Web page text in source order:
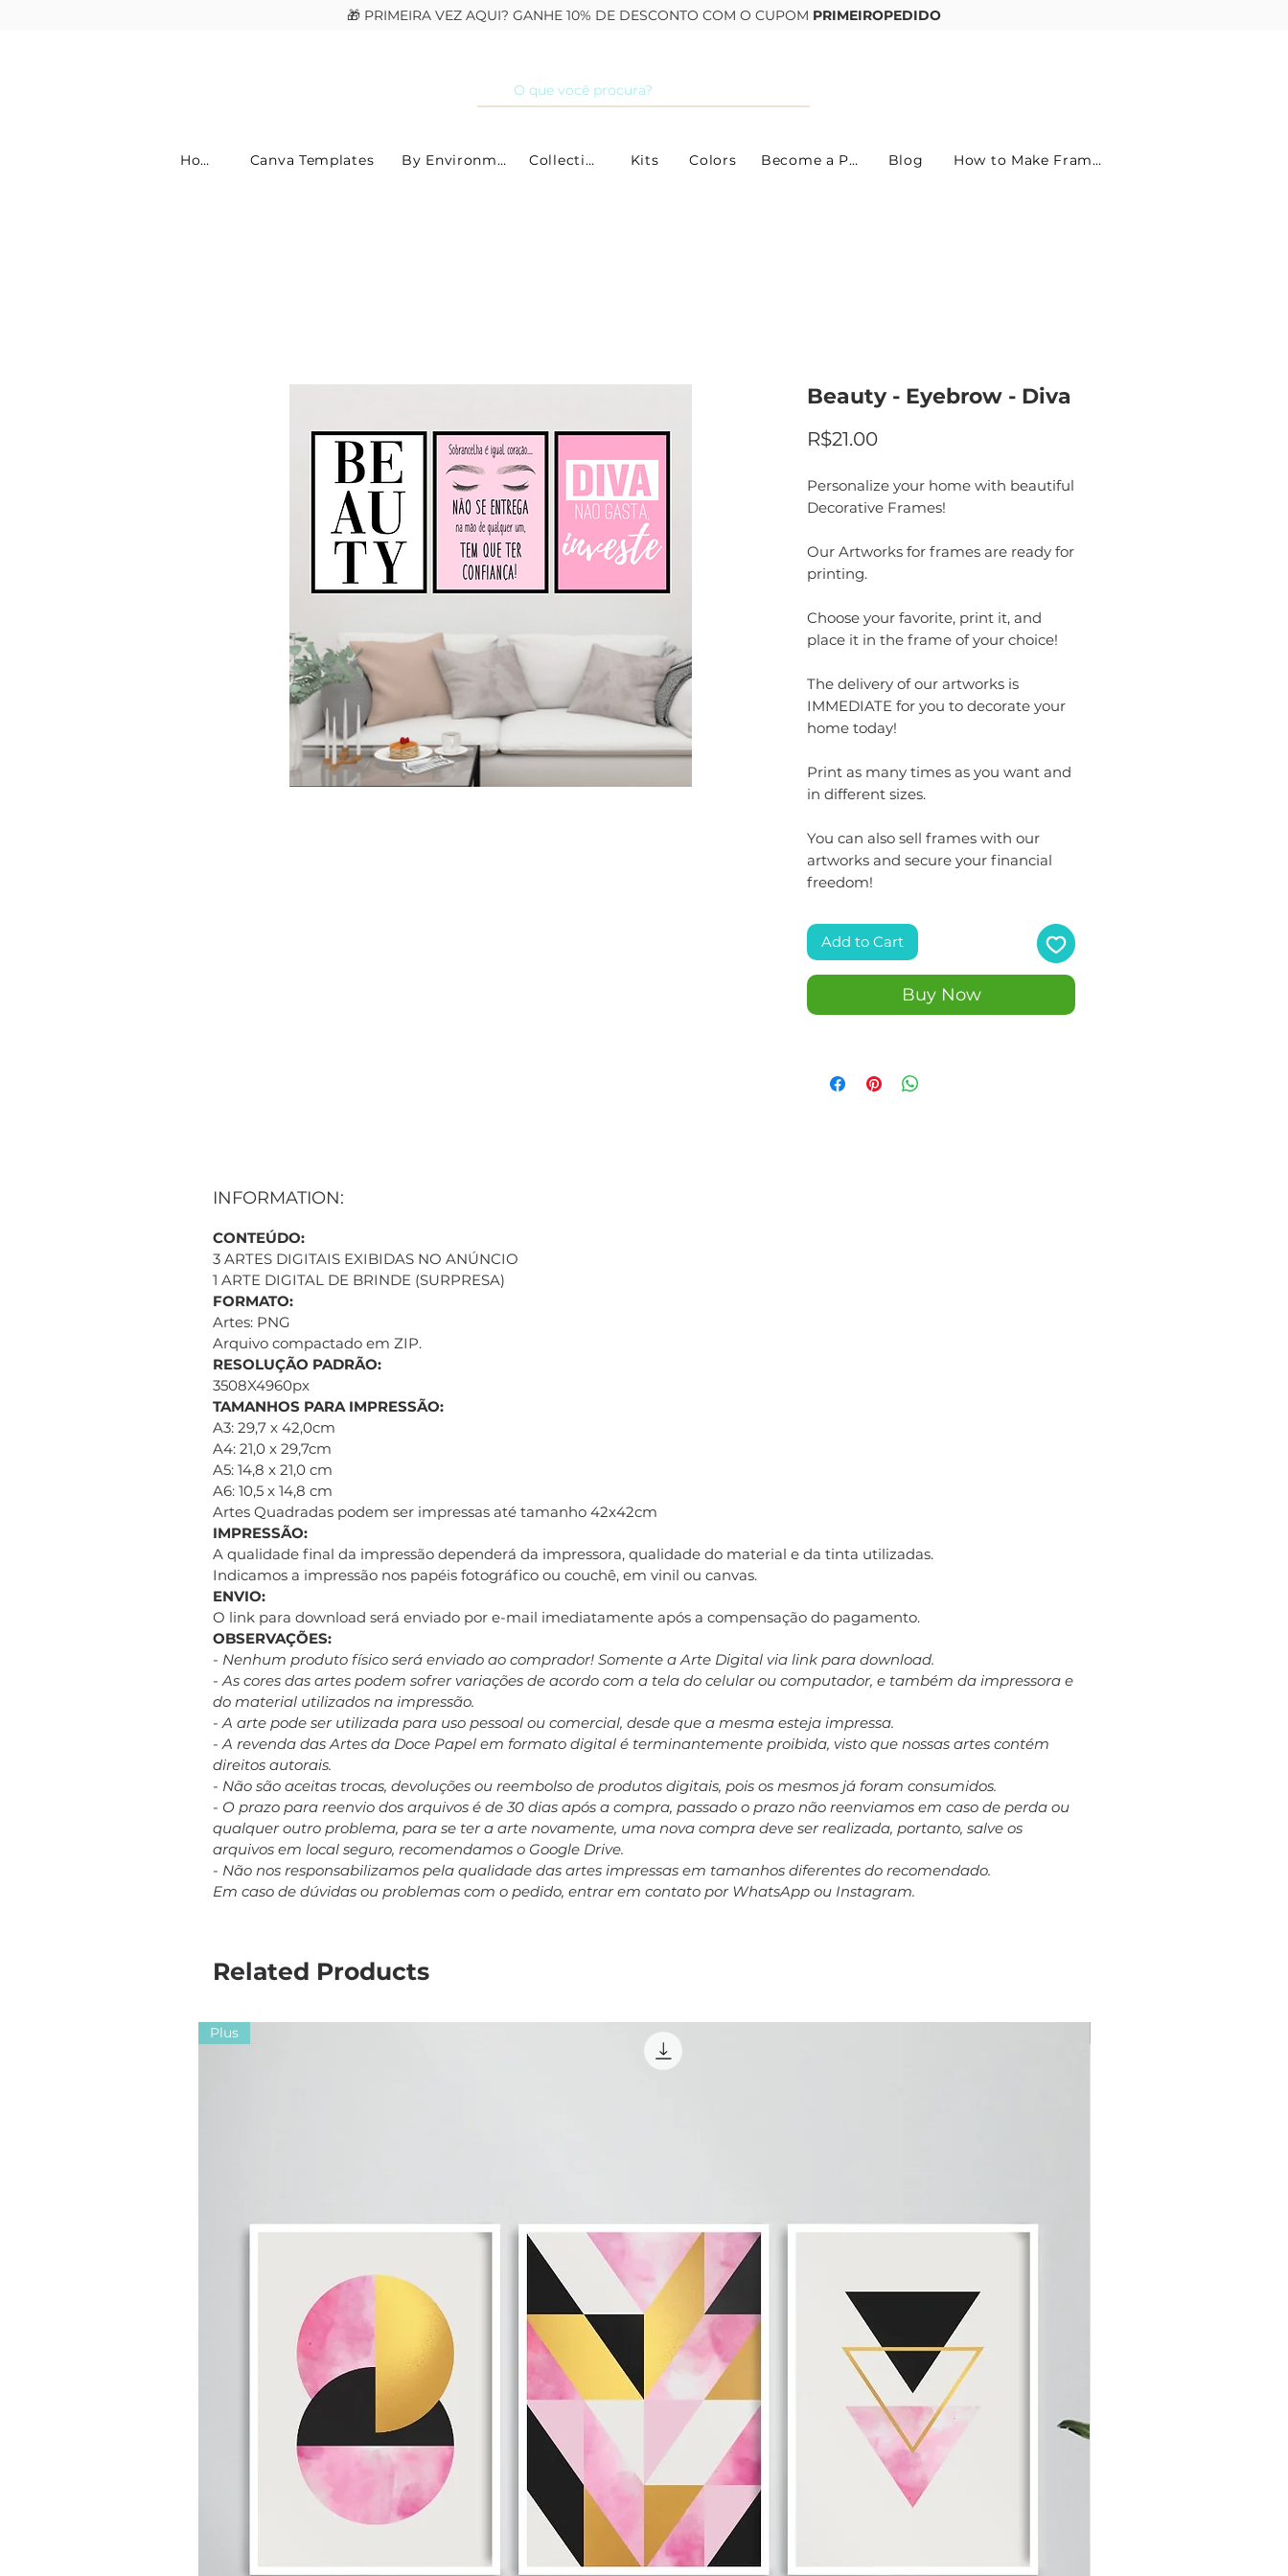
🎁 PRIMEIRA VEZ AQUI? GANHE 10% DE DESCONTO COM O CUPOM PRIMEIROPEDIDO
Home Canva Templates By Environment Collections Kits Colors Become a Partner Blog How to Make Frames
Beauty - Eyebrow - Diva
R$21.00Price
Personalize your home with beautiful
Decorative Frames!
Our Artworks for frames are ready for
printing.
Choose your favorite, print it, and
place it in the frame of your choice!
The delivery of our artworks is
IMMEDIATE for you to decorate your
home today!
Print as many times as you want and
in different sizes.
You can also sell frames with our
artworks and secure your financial
freedom!
Add to Cart
Buy Now
INFORMATION:
CONTEÚDO:
3 ARTES DIGITAIS EXIBIDAS NO ANÚNCIO
1 ARTE DIGITAL DE BRINDE (SURPRESA)
FORMATO:
Artes: PNG
Arquivo compactado em ZIP.
RESOLUÇÃO PADRÃO:
3508X4960px
TAMANHOS PARA IMPRESSÃO:
A3: 29,7 x 42,0cm
A4: 21,0 x 29,7cm
A5: 14,8 x 21,0 cm
A6: 10,5 x 14,8 cm
Artes Quadradas podem ser impressas até tamanho 42x42cm
IMPRESSÃO:
A qualidade final da impressão dependerá da impressora, qualidade do material e da tinta utilizadas.
Indicamos a impressão nos papéis fotográfico ou couchê, em vinil ou canvas.
ENVIO:
O link para download será enviado por e-mail imediatamente após a compensação do pagamento.
OBSERVAÇÕES:
- Nenhum produto físico será enviado ao comprador! Somente a Arte Digital via link para download.
- As cores das artes podem sofrer variações de acordo com a tela do celular ou computador, e também da impressora e
do material utilizados na impressão.
- A arte pode ser utilizada para uso pessoal ou comercial, desde que a mesma esteja impressa.
- A revenda das Artes da Doce Papel em formato digital é terminantemente proibida, visto que nossas artes contém
direitos autorais.
- Não são aceitas trocas, devoluções ou reembolso de produtos digitais, pois os mesmos já foram consumidos.
- O prazo para reenvio dos arquivos é de 30 dias após a compra, passado o prazo não reenviamos em caso de perda ou
qualquer outro problema, para se ter a arte novamente, uma nova compra deve ser realizada, portanto, salve os
arquivos em local seguro, recomendamos o Google Drive.
- Não nos responsabilizamos pela qualidade das artes impressas em tamanhos diferentes do recomendado.
Em caso de dúvidas ou problemas com o pedido, entrar em contato por WhatsApp ou Instagram.
Related Products
Plus